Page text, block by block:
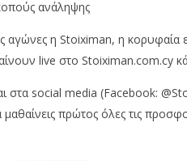
ανάληψης
η Stoiximan, η κορυφαία
live στο Stoiximan.com.cy
στα social media (Facebook:
πρώτος όλες τις